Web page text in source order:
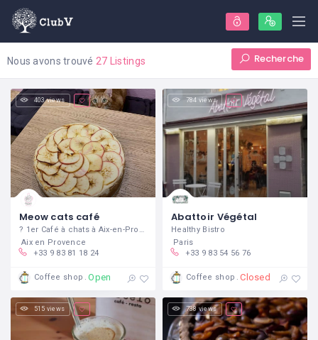
Nous avons trouvé 27 Listings Recherche
403 views
Meow cats café
? 1er Café à chats à Aix-en-Provence
Aix en Provence
+33 9 83 81 18 24
Coffee shop Open
784 views
Abattoir Végétal
Healthy Bistro
Paris
+33 9 83 54 56 76
Coffee shop Closed
515 views 738 views